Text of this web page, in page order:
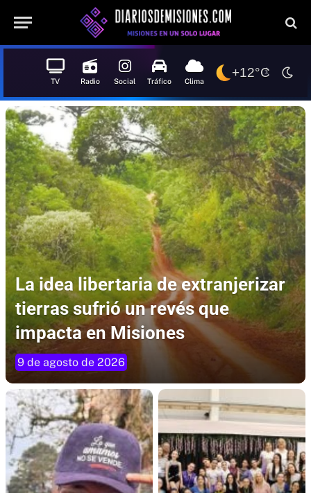
TV Radio Social Tráfico Clima
+12°C
La idea libertaria de extranjerizar
tierras sufrió un revés que
impacta en Misiones
9 de agosto de 2026